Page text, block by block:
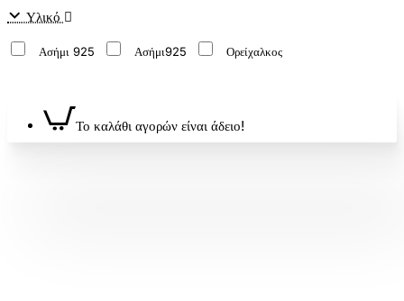
Υλικό
Ασήμι 925 Ασήμι925 Ορείχαλκος
Το καλάθι αγορών είναι άδειο!